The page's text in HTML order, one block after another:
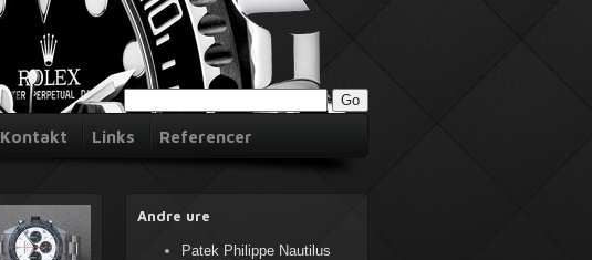
Kontakt Links Referencer
Andre ure
Patek Philippe Nautilus